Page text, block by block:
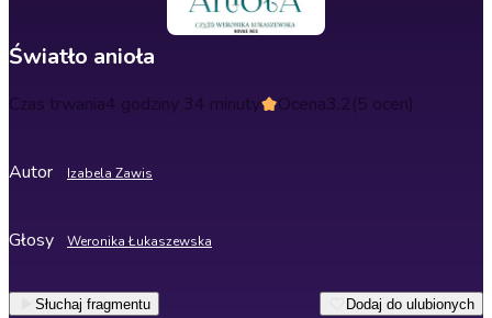
Światło anioła
Czas trwania4 godziny 34 minuty Ocena3.2(5 ocen)
Autor Izabela Zawis
Głosy Weronika Łukaszewska
Słuchaj fragmentu Dodaj do ulubionych